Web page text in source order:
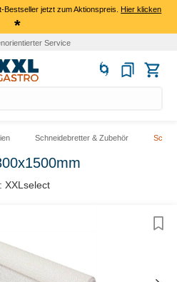
Bestseller jetzt zum Aktionspreis.Hier klicken
*
Service
Schneidebretter & Zubehör
XXLselect